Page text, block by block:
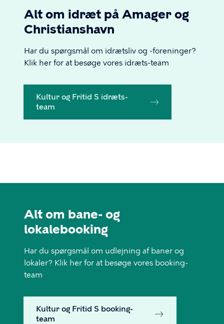
Alt om idræt på Amager og
Christianshavn
Har du spørgsmål om idrætsliv og -foreninger?
Klik her for at besøge vores idræts-team
Kultur og Fritid S idræts-
team
Alt om bane- og
lokalebooking
Har du spørgsmål om udlejning af baner og
lokaler? Klik her for at besøge vores booking-
team
Kultur og Fritid S booking-
team